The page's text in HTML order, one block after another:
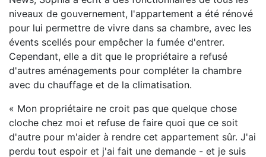
niveaux de gouvernement, l'appartement a été rénové
pour lui permettre de vivre dans sa chambre, avec les
évents scellés pour empêcher la fumée d'entrer.
Cependant, elle a dit que le propriétaire a refusé
d'autres aménagements pour compléter la chambre
avec du chauffage et de la climatisation.
« Mon propriétaire ne croit pas que quelque chose
cloche chez moi et refuse de faire quoi que ce soit
d'autre pour m'aider à rendre cet appartement sûr. J'ai
perdu tout espoir et j'ai fait une demande - et je suis